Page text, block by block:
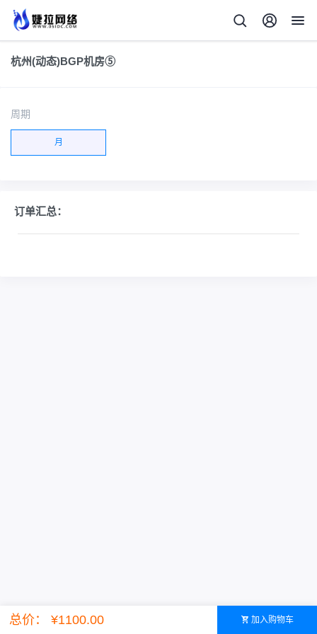
杭州(动态)BGP机房⑤
周期
月
订单汇总：
总价： ¥1100.00 加入购物车